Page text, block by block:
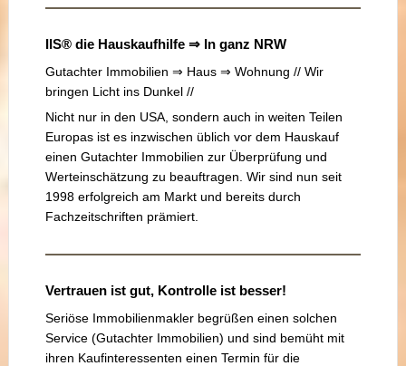
IIS® die Hauskaufhilfe ⇒ In ganz NRW
Gutachter Immobilien ⇒ Haus ⇒ Wohnung // Wir
bringen Licht ins Dunkel //
Nicht nur in den USA, sondern auch in weiten Teilen
Europas ist es inzwischen üblich vor dem Hauskauf
einen Gutachter Immobilien zur Überprüfung und
Werteinschätzung zu beauftragen. Wir sind nun seit
1998 erfolgreich am Markt und bereits durch
Fachzeitschriften prämiert.
Vertrauen ist gut, Kontrolle ist besser!
Seriöse Immobilienmakler begrüßen einen solchen
Service (Gutachter Immobilien) und sind bemüht mit
ihren Kaufinteressenten einen Termin für die